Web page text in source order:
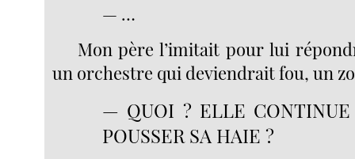
— …
Mon père l’imitait pour lui
un orchestre qui deviendrait fou, un
— QUOI ? ELLE CONTINUE
POUSSER SA HAIE ?